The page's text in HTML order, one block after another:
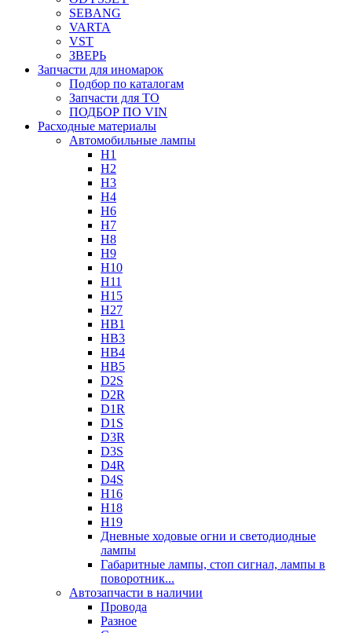
SEBANG
VARTA
VST
ЗВЕРЬ
Запчасти для иномарок
Подбор по каталогам
Запчасти для ТО
ПОДБОР ПО VIN
Расходные материалы
Автомобильные лампы
H1
H2
H3
H4
H6
H7
H8
H9
H10
H11
H15
H27
HB1
HB3
HB4
HB5
D2S
D2R
D1R
D1S
D3R
D3S
D4R
D4S
H16
H18
H19
Дневные ходовые огни и светодиодные
лампы
Габаритные лампы, стоп сигнал, лампы в
поворотник...
Автозапчасти в наличии
Провода
Разное